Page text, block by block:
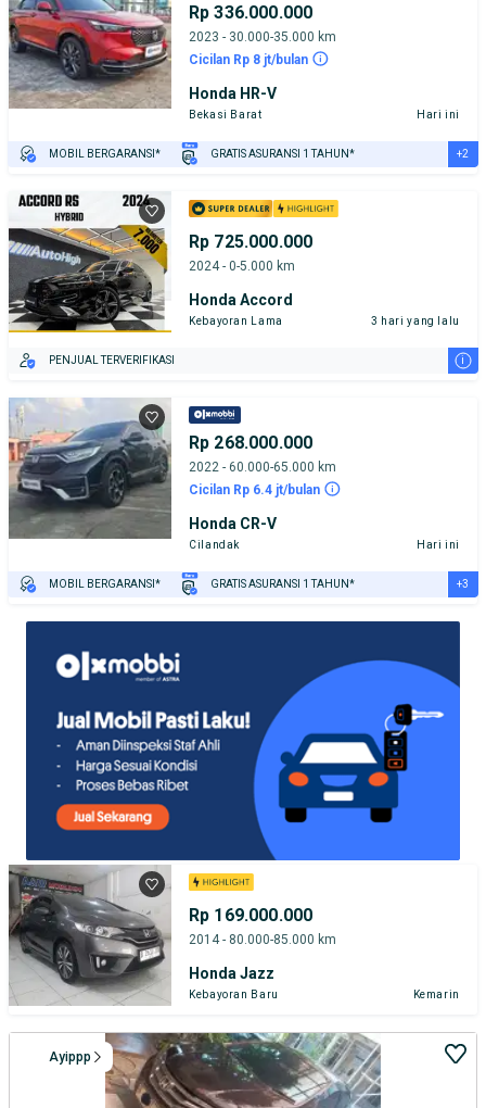
Rp 336.000.000
2023 - 30.000-35.000 km
Cicilan Rp 8 jt/bulan
Honda HR-V
Bekasi Barat Hari ini
MOBIL BERGARANSI* GRATIS ASURANSI 1 TAHUN* +2
Rp 725.000.000
2024 - 0-5.000 km
Honda Accord
Kebayoran Lama 3 hari yang lalu
PENJUAL TERVERIFIKASI i
Rp 268.000.000
2022 - 60.000-65.000 km
Cicilan Rp 6.4 jt/bulan
Honda CR-V
Cilandak Hari ini
MOBIL BERGARANSI* GRATIS ASURANSI 1 TAHUN* +3
Rp 169.000.000
2014 - 80.000-85.000 km
Honda Jazz
Kebayoran Baru Kemarin
Ayippp